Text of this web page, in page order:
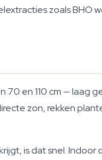
zoals BHO
en 110 cm — laag
zon, rekken
is dat snel.